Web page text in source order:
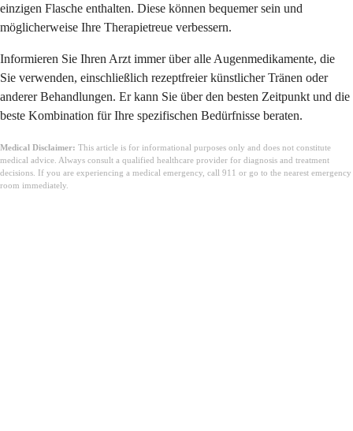
einzigen Flasche enthalten. Diese können bequemer sein und
möglicherweise Ihre Therapietreue verbessern.
Informieren Sie Ihren Arzt immer über alle Augenmedikamente, die
Sie verwenden, einschließlich rezeptfreier künstlicher Tränen oder
anderer Behandlungen. Er kann Sie über den besten Zeitpunkt und die
beste Kombination für Ihre spezifischen Bedürfnisse beraten.
Medical Disclaimer: This article is for informational purposes only and does not constitute
medical advice. Always consult a qualified healthcare provider for diagnosis and treatment
decisions. If you are experiencing a medical emergency, call 911 or go to the nearest emergency
room immediately.